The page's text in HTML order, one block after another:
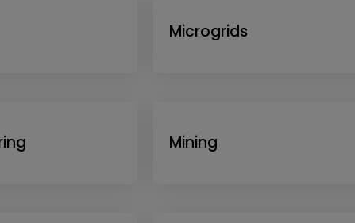
Microgrids
Mining